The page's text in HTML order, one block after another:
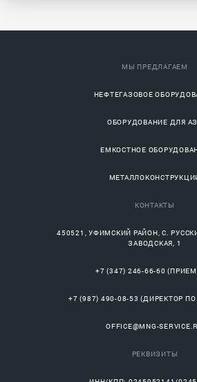
МЫ ПРЕДЛАГАЕМ
НЕФТЕГАЗОВОЕ
ОБОРУДОВАНИЕ ДЛЯ
ЕМКОСТНОЕ
КОНТАКТЫ
450521 ,УФИМСКИЙ РАЙОН, С.
ЗАВОДСКАЯ, 1
+7 (347) 246-66-60
+7 (987) 490-08-53 (ДИРЕКТОР
OFFICE@MNG-
РЕКВИЗИТЫ